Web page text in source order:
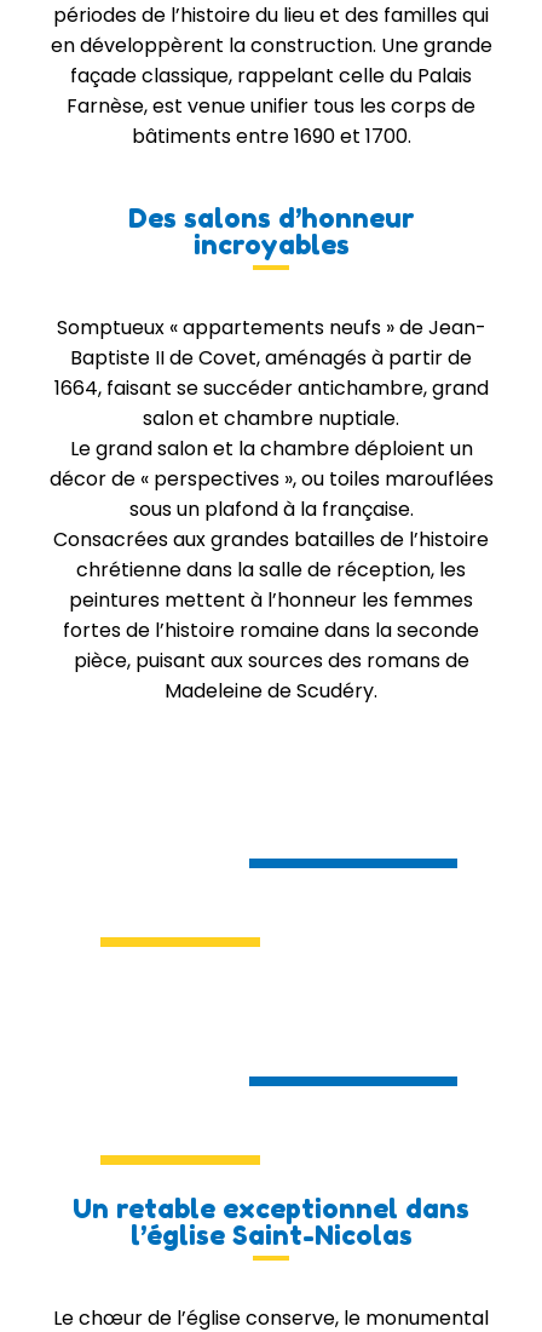
périodes de l’histoire du lieu et des familles qui
en développèrent la construction. Une grande
façade classique, rappelant celle du Palais
Farnèse, est venue unifier tous les corps de
bâtiments entre 1690 et 1700.
Des salons d’honneur
incroyables
Somptueux « appartements neufs » de Jean-
Baptiste II de Covet, aménagés à partir de
1664, faisant se succéder antichambre, grand
salon et chambre nuptiale.
Le grand salon et la chambre déploient un
décor de « perspectives », ou toiles marouflées
sous un plafond à la française.
Consacrées aux grandes batailles de l’histoire
chrétienne dans la salle de réception, les
peintures mettent à l’honneur les femmes
fortes de l’histoire romaine dans la seconde
pièce, puisant aux sources des romans de
Madeleine de Scudéry.
Un retable exceptionnel dans
l’église Saint-Nicolas
Le chœur de l’église conserve, le monumental